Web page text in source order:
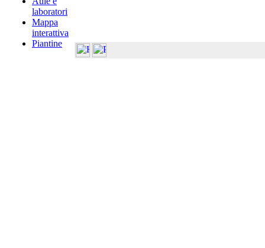
laboratori
Mappa
interattiva
Piantine